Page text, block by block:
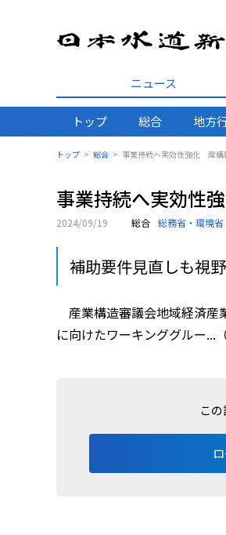
ニュース
トップ 総合 地方
トップ 総合 事業持続へ実効性強化 産構
事業持続へ実効性
2024/09/19 総合 総務省・環境
補助要件見直しも視野
産業構造審議会地域経済産
に向けたワーキンググルー...
こ